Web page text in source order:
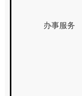
办事服务